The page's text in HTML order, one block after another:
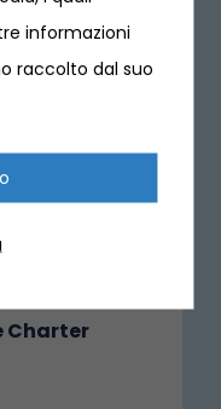
Charter
informazioni
raccolto dal suo